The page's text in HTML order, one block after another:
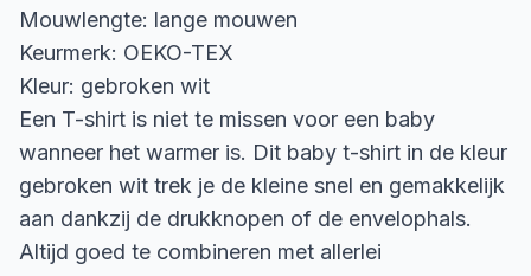
Mouwlengte: lange mouwen
Keurmerk: OEKO-TEX
Kleur: gebroken wit
Een T-shirt is niet te missen voor een baby
wanneer het warmer is. Dit baby t-shirt in de kleur
gebroken wit trek je de kleine snel en gemakkelijk
aan dankzij de drukknopen of de envelophals.
Altijd goed te combineren met allerlei